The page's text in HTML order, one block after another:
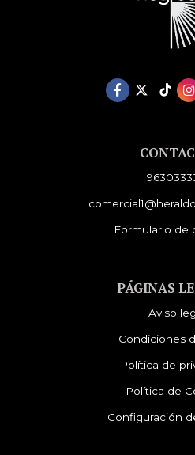
Formulario de
PÁGINAS
Aviso
Condiciones
Política de
Política de
Configuración